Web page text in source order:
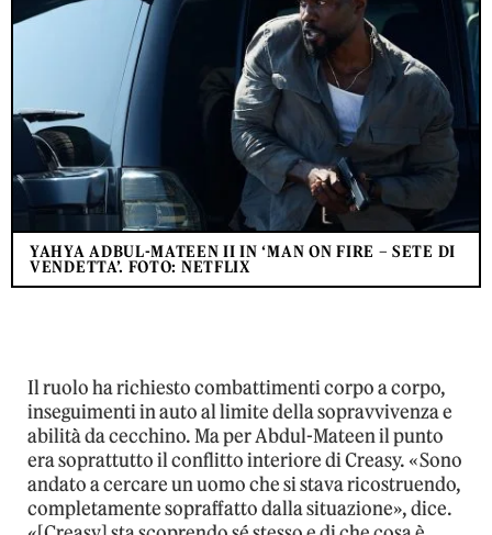
YAHYA ADBUL-MATEEN II IN ‘MAN ON FIRE – SETE DI
VENDETTA’. FOTO: NETFLIX
Il ruolo ha richiesto combattimenti corpo a corpo,
inseguimenti in auto al limite della sopravvivenza e
abilità da cecchino. Ma per Abdul-Mateen il punto
era soprattutto il conflitto interiore di Creasy. «Sono
andato a cercare un uomo che si stava ricostruendo,
completamente sopraffatto dalla situazione», dice.